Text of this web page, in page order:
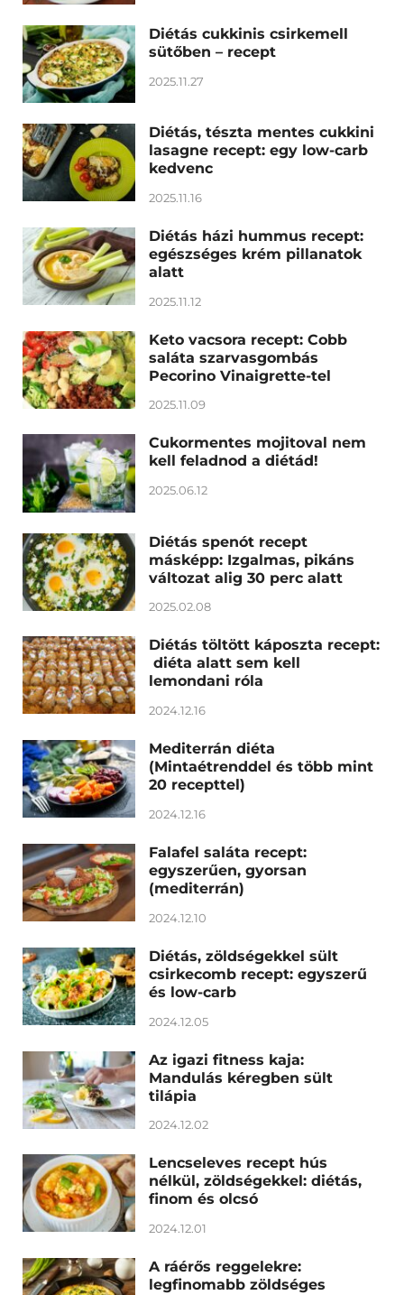
Diétás cukkinis csirkemell
sütőben – recept
2025.11.27
Diétás, tészta mentes cukkini
lasagne recept: egy low-carb
kedvenc
2025.11.16
Diétás házi hummus recept:
egészséges krém pillanatok
alatt
2025.11.12
Keto vacsora recept: Cobb
saláta szarvasgombás
Pecorino Vinaigrette-tel
2025.11.09
Cukormentes mojitoval nem
kell feladnod a diétád!
2025.06.12
Diétás spenót recept
másképp: Izgalmas, pikáns
változat alig 30 perc alatt
2025.02.08
Diétás töltött káposzta recept:
diéta alatt sem kell
lemondani róla
2024.12.16
Mediterrán diéta
(Mintaétrenddel és több mint
20 recepttel)
2024.12.16
Falafel saláta recept:
egyszerűen, gyorsan
(mediterrán)
2024.12.10
Diétás, zöldségekkel sült
csirkecomb recept: egyszerű
és low-carb
2024.12.05
Az igazi fitness kaja:
Mandulás kéregben sült
tilápia
2024.12.02
Lencseleves recept hús
nélkül, zöldségekkel: diétás,
finom és olcsó
2024.12.01
A ráérős reggelekre:
legfinomabb zöldséges